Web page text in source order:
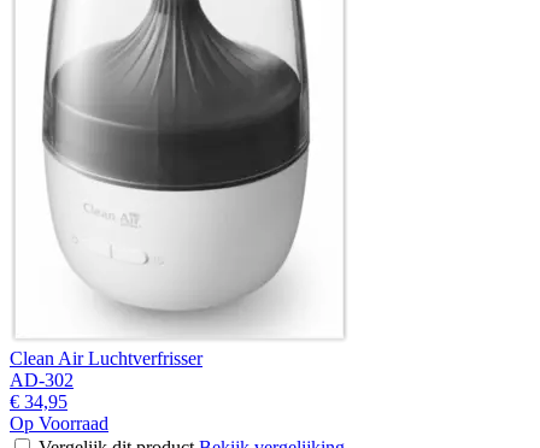
Clean Air Luchtverfrisser
AD-302
€ 34,95
Op Voorraad